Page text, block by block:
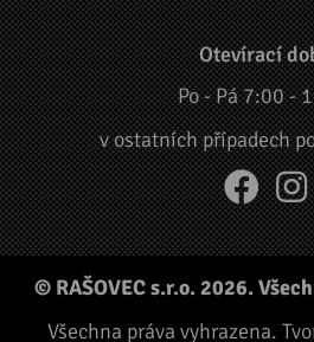
Otevírací
Po - Pá 7:00 -
v ostatních případech
© RAŠOVEC s.r.o. 2026.
Všechna práva vyhrazena.